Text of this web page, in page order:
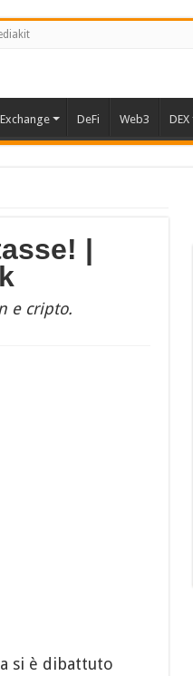
Exchange DeFi Web3 DEX
|
e cripto.
si è dibattuto